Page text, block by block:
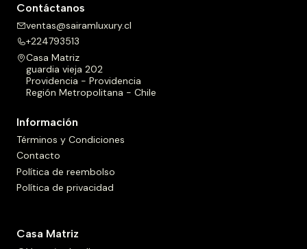
Contáctanos
ventas@sairamluxury.cl
+224793513
Casa Matriz
guardia vieja 202
Providencia - Providencia
Región Metropolitana - Chile
Información
Términos y Condiciones
Contacto
Política de reembolso
Política de privacidad
Casa Matriz